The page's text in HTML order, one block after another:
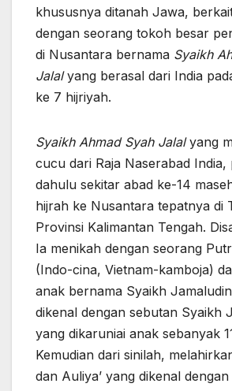
khususnya ditanah Jawa,
dengan seorang tokoh besar
di Nusantara bernama Syaikh
Jalalyang berasal dari India
ke 7 hijriyah.
Syaikh Ahmad Syah Jalalyang
cucu dari Raja Naserabad India,
dahulu sekitar abad ke-14
hijrah ke Nusantara tepatnya di
Provinsi Kalimantan Tengah.
Ia menikah dengan seorang
(Indo-cina, Vietnam-kamboja)
anak bernama Syaikh
dikenal dengan sebutan Syaikh
yang dikaruniai anak sebanyak
Kemudian dari sinilah,
dan Auliya’ yang dikenal